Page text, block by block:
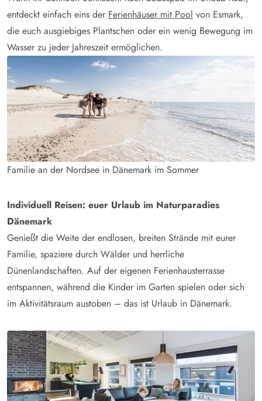
entdeckt einfach eins der Ferienhäuser mit Pool von Esmark,
die euch ausgiebiges Plantschen oder ein wenig Bewegung im
Wasser zu jeder Jahreszeit ermöglichen.
Familie an der Nordsee in Dänemark im Sommer
Individuell Reisen: euer Urlaub im Naturparadies
Dänemark
Genießt die Weite der endlosen, breiten Strände mit eurer
Familie, spaziere durch Wälder und herrliche
Dünenlandschaften. Auf der eigenen Ferienhausterrasse
entspannen, während die Kinder im Garten spielen oder sich
im Aktivitätsraum austoben – das ist Urlaub in Dänemark.